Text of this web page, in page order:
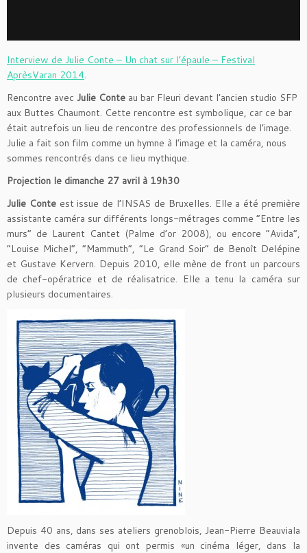
Interview de Julie Conte – Un chat sur l’épaule – Festival
AprèsVaran 2014.
Rencontre avec Julie Conte au bar Fleuri devant l’ancien studio SFP
aux Buttes Chaumont. Cette rencontre est symbolique, car ce bar
était autrefois un lieu de rencontre des professionnels de l’image.
Julie a fait son film comme un hymne à l’image et la caméra, nous
sommes rencontrés dans ce lieu mythique.
Projection le dimanche 27 avril à 19h30
Julie Conteest issue de l’INSAS de Bruxelles. Elle a été première
assistante caméra sur différents longs-métrages comme “Entre les
murs” de Laurent Cantet (Palme d’or 2008), ou encore “Avida”,
“Louise Michel”, “Mammuth”, “Le Grand Soir” de Benoît Delépine
et Gustave Kervern. Depuis 2010, elle mène de front un parcours
de chef-opératrice et de réalisatrice. Elle a tenu la caméra sur
plusieurs documentaires.
Depuis 40 ans, dans ses ateliers grenoblois, Jean-Pierre Beauviala
invente des caméras qui ont permis «un cinéma léger, dans la